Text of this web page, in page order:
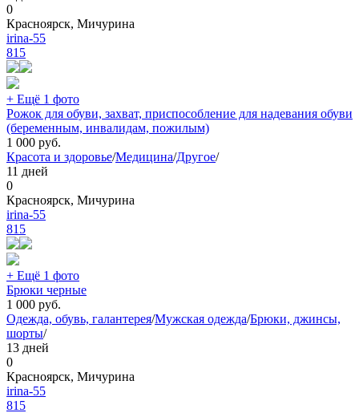
0
Красноярск, Мичурина
irina-55
815
+ Ещё 1 фото
Рожок для обуви, захват, приспособление для надевания обуви
(беременным, инвалидам, пожилым)
1 000 руб.
Красота и здоровье/Медицина/Другое/
11 дней
0
Красноярск, Мичурина
irina-55
815
+ Ещё 1 фото
Брюки черные
1 000 руб.
Одежда, обувь, галантерея/Мужская одежда/Брюки, джинсы,
шорты/
13 дней
0
Красноярск, Мичурина
irina-55
815